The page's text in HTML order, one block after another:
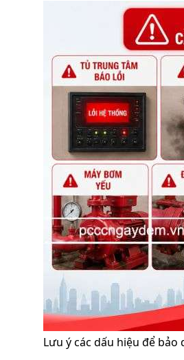
Lưu ý các dấu hiệu để